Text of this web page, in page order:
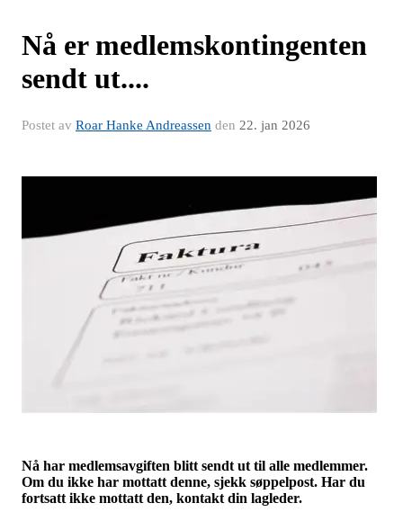
Nå er medlemskontingenten
sendt ut....
Postet av Roar Hanke Andreassen den 22. jan 2026
Nå har medlemsavgiften blitt sendt ut til alle medlemmer.
Om du ikke har mottatt denne, sjekk søppelpost. Har du
fortsatt ikke mottatt den, kontakt din lagleder.